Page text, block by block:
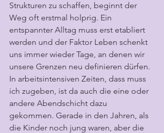
Strukturen zu schaffen, beginnt der
Weg oft erstmal holprig. Ein
entspannter Alltag muss erst etabliert
werden und der Faktor Leben schenkt
uns immer wieder Tage, an denen wir
unsere Grenzen neu definieren dürfen.
In arbeitsintensiven Zeiten, dass muss
ich zugeben, ist da auch die eine oder
andere Abendschicht dazu
gekommen. Gerade in den Jahren, als
die Kinder noch jung waren, aber die